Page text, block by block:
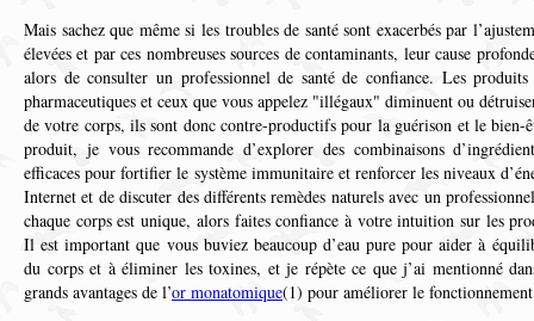
Mais sachez que même si les troubles de santé sont exacerbés par
élevées et par ces nombreuses sources de contaminants, leur cause
alors de consulter un professionnel de santé de confiance. Les
pharmaceutiques et ceux que vous appelez "illégaux" diminuent ou
de votre corps, ils sont donc contre-productifs pour la guérison et le bien-
produit, je vous recommande d’explorer des combinaisons
efficaces pour fortifier le système immunitaire et renforcer les niveaux
Internet et de discuter des différents remèdes naturels avec un
chaque corps est unique, alors faites confiance à votre intuition sur les
Il est important que vous buviez beaucoup d’eau pure pour aider à
du corps et à éliminer les toxines, et je répète ce que j’ai mentionné
grands avantages de l’or monatomique(1) pour améliorer le